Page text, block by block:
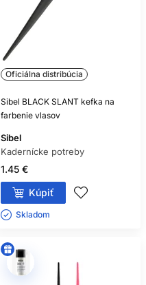
Oficiálna distribúcia
Sibel BLACK SLANT kefka na
farbenie vlasov
Sibel
Kadernícke potreby
1.45 €
Kúpiť
Skladom ㅤ